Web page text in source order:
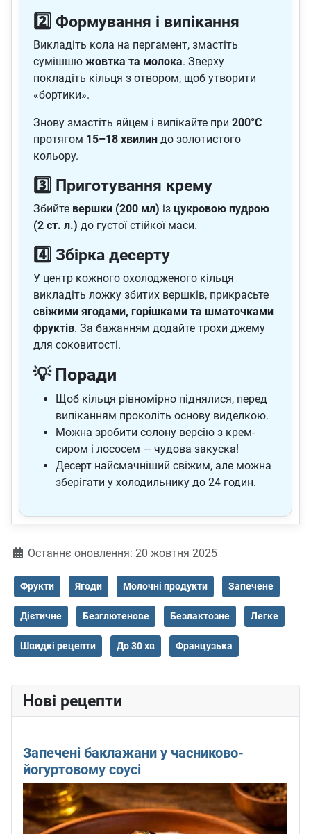
2️⃣ Формування і випікання
Викладіть кола на пергамент, змастіть
сумішшю жовтка та молока. Зверху
покладіть кільця з отвором, щоб утворити
«бортики».
Знову змастіть яйцем і випікайте при 200°C
протягом 15–18 хвилин до золотистого
кольору.
3️⃣ Приготування крему
Збийте вершки (200 мл) із цукровою пудрою
(2 ст. л.) до густої стійкої маси.
4️⃣ Збірка десерту
У центр кожного охолодженого кільця
викладіть ложку збитих вершків, прикрасьте
свіжими ягодами, горішками та шматочками
фруктів. За бажанням додайте трохи джему
для соковитості.
💡 Поради
Щоб кільця рівномірно піднялися, перед
випіканням проколіть основу виделкою.
Можна зробити солону версію з крем-
сиром і лососем — чудова закуска!
Десерт найсмачніший свіжим, але можна
зберігати у холодильнику до 24 годин.
ДеталіОстаннє оновлення: 20 жовтня 2025
Фрукти Ягоди Молочні продукти Запечене
Дієтичне Безглютенове Безлактозне Легке
Швидкі рецепти До 30 хв Французька
Нові рецепти
Запечені баклажани у часниково-
йогуртовому соусі